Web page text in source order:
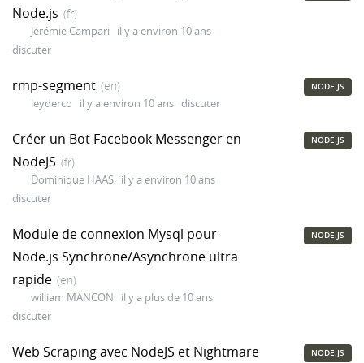
Node.js (fr)
Jérémie Campari
il y a environ 10 ans
discuter
rmp-segment (en)
leyderco il y a environ 10 ans discuter
NODE.JS
Créer un Bot Facebook Messenger en
NodeJS (fr)
Dominique HAAS il y a environ 10 ans
discuter
NODE.JS
Module de connexion Mysql pour
Node.js Synchrone/Asynchrone ultra
rapide (en)
william MANCON
il y a plus de 10 ans
discuter
NODE.JS
Web Scraping avec NodeJS et Nightmare NODE.JS